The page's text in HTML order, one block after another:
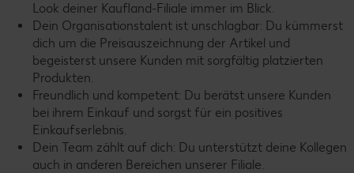
Look deiner Kaufland-Filiale immer im Blick.
Dein Organisationstalent ist unschlagbar: Du kümmerst
dich um die Preisauszeichnung der Artikel und
begeisterst unsere Kunden mit sorgfältig platzierten
Produkten.
Freundlich und kompetent: Du berätst unsere Kunden
bei ihrem Einkauf und sorgst für ein positives
Einkaufserlebnis.
Dein Team zählt auf dich: Du unterstützt deine Kollegen
auch in anderen Bereichen unserer Filiale.